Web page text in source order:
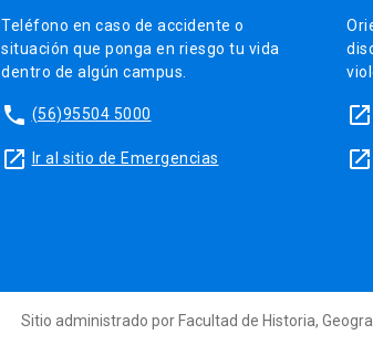
Teléfono en caso de accidente o
situación que ponga en riesgo tu vida
dentro de algún campus.
phone (56)95504 5000
launch Ir al sitio de Emergencias
launch
launch
Sitio administrado por Facultad de Historia,